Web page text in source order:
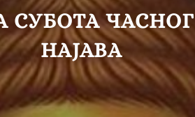
ЧАСНОГ
НАЈАВА